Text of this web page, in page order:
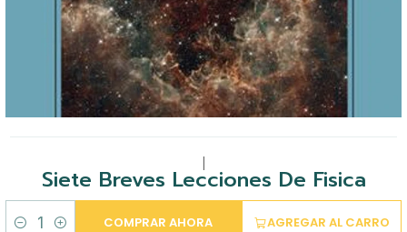
Siete Breves Lecciones De Fisica
AGREGAR AL CARRO
COMPRAR AHORA